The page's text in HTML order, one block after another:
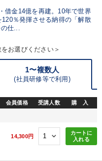
借金14億を再建。10年で世界
％発揮させる納得の「解散
仕...
お選びください＞
1〜複数人
(社員研修等で利用)
会員価格 受講人数 購 入
14,300円
カートに
入れる